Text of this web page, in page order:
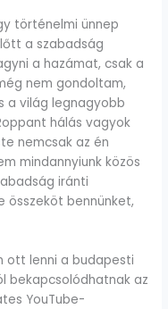
történelmi ünnep
a szabadság
a hazámat, csak a
nem gondoltam,
a világ legnagyobb
hálás vagyok
nemcsak az én
mindannyiunk közös
iránti
összeköt bennünket,
ott lenni a budapesti
bekapcsolódhatnak az
YouTube-